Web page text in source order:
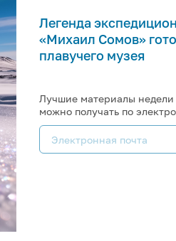
Легенда
«Михаил Сомов»
плавучего музея
Лучшие материалы недели
можно получать по